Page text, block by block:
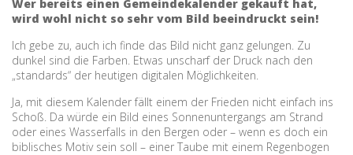
Wer bereits einen Gemeindekalender gekauft hat,
wird wohl nicht so sehr vom Bild beeindruckt sein!
Ich gebe zu, auch ich finde das Bild nicht ganz gelungen. Zu
dunkel sind die Farben. Etwas unscharf der Druck nach den
„standards“ der heutigen digitalen Möglichkeiten.
Ja, mit diesem Kalender fällt einem der Frieden nicht einfach ins
Schoß. Da würde ein Bild eines Sonnenuntergangs am Strand
oder eines Wasserfalls in den Bergen oder – wenn es doch ein
biblisches Motiv sein soll – einer Taube mit einem Regenbogen